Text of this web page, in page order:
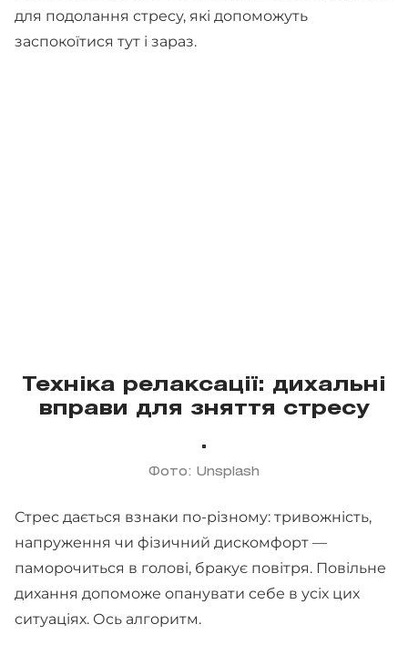
для подолання стресу, які допоможуть
заспокоїтися тут і зараз.
Техніка релаксації: дихальні
вправи для зняття стресу
Фото: Unsplash
Стрес дається взнаки по-різному: тривожність,
напруження чи фізичний дискомфорт —
паморочиться в голові, бракує повітря. Повільне
дихання допоможе опанувати себе в усіх цих
ситуаціях. Ось алгоритм.